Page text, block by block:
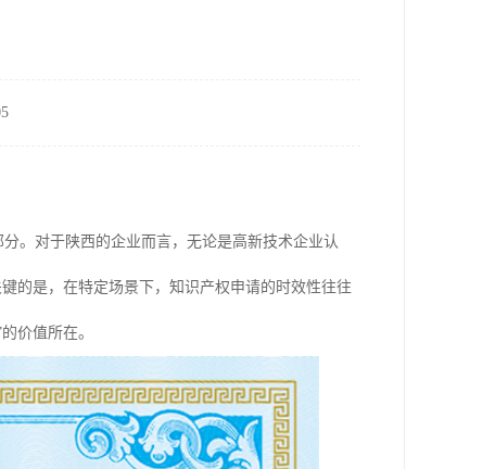
。对于陕西的企业而言，无论是高新技术企业认
的是，在特定场景下，知识产权申请的时效性往往
价值所在。